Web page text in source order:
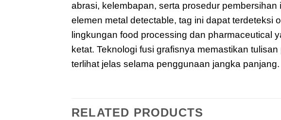
abrasi, kelembapan, serta prosedur
elemen metal detectable, tag ini dapat terdeteksi
lingkungan food processing dan pharmaceutical
ketat. Teknologi fusi grafisnya memastikan
terlihat jelas selama penggunaan jangka panjang.
RELATED PRODUCTS